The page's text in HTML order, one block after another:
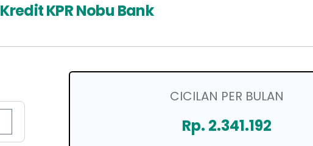
KPR Nobu Bank
CICILAN PER BULAN
Rp. 2.341.192